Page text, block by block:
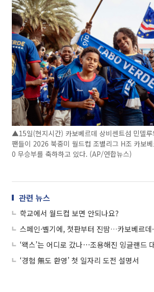
▲15일(현지시간) 카보베르데 상비센트섬 민델루
팬들이 2026 북중미 월드컵 조별리그 H조 카보
0 무승부를 축하하고 있다. (AP/연합뉴스)
관련 뉴스
학교에서 월드컵 보면 안되나요?
‘왝스’는 어디로 갔나⋯조용해진 잉글랜드
‘경험 無도 환영’ 첫 일자리 도전 설명서